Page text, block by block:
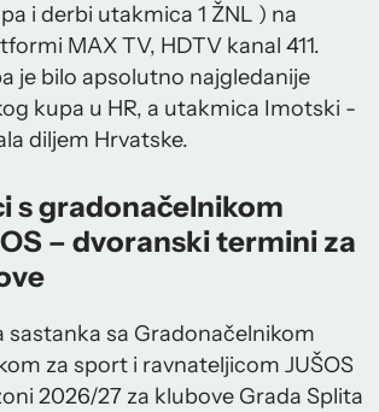
i derbi utakmica 1 ŽNL ) na
MAX TV, HDTV kanal 411.
je bilo apsolutno najgledanije
kupa u HR, a utakmica Imotski -
diljem Hrvatske.
s gradonačelnikom
– dvoranski termini za
sastanka sa Gradonačelnikom
za sport i ravnateljicom JUŠOS
2026/27 za klubove Grada Splita